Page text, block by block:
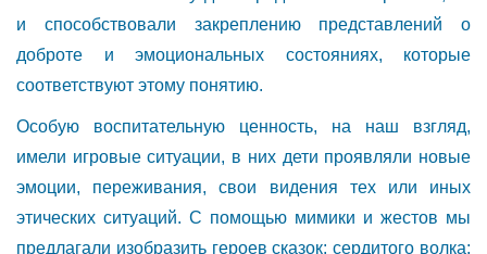
и способствовали закреплению представлений о
доброте и эмоциональных состояниях, которые
соответствуют этому понятию.
Особую воспитательную ценность, на наш взгляд,
имели игровые ситуации, в них дети проявляли новые
эмоции, переживания, свои видения тех или иных
этических ситуаций. С помощью мимики и жестов мы
предлагали изобразить героев сказок: сердитого волка;